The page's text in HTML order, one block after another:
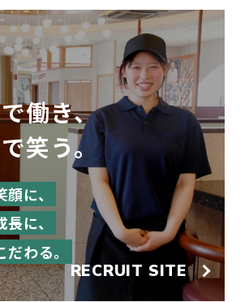
働き、
笑う。
に、
に、
わる。
RECRUIT SITE